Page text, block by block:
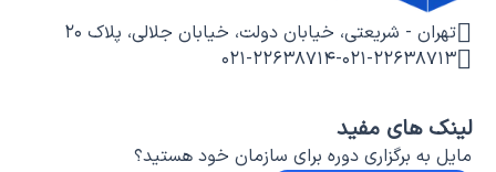
تهران - شریعتی، خیابان دولت، خیابان جلالی، پلاک ۲۰
۰۲۱-۲۲۶۳۸۷۱۳-۰۲۱-۲۲۶۳۸۷۱۴
لینک های مفید
مایل به برگزاری دوره برای سازمان خود هستید؟